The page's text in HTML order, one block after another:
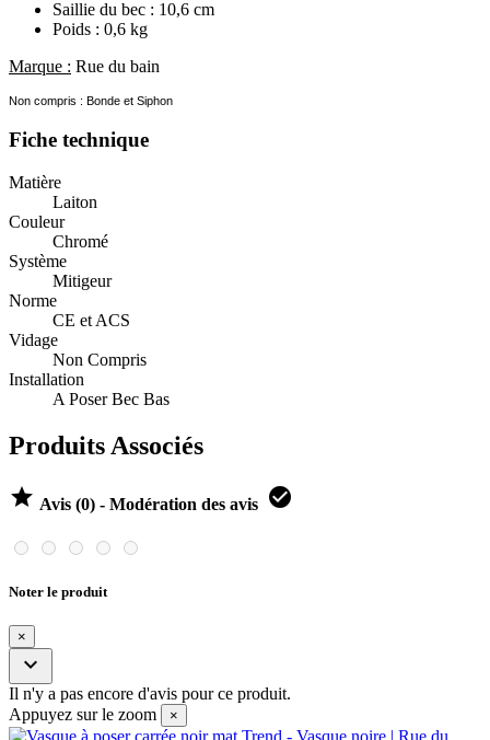
Saillie du bec : 10,6 cm
Poids : 0,6 kg
Marque : Rue du bain
Non compris : Bonde et Siphon
Fiche technique
Matière
Laiton
Couleur
Chromé
Système
Mitigeur
Norme
CE et ACS
Vidage
Non Compris
Installation
A Poser Bec Bas
Produits Associés
 Avis (0) - Modération des avis 
Noter le produit
×

Il n'y a pas encore d'avis pour ce produit.
Appuyez sur le zoom
×